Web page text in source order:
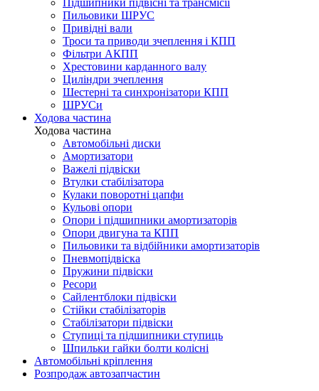
Підшипники підвісні та трансмісії
Пильовики ШРУС
Привідні вали
Троси та приводи зчеплення і КПП
Фільтри АКПП
Хрестовини карданного валу
Циліндри зчеплення
Шестерні та синхронізатори КПП
ШРУСи
Ходова частина
Ходова частина
Автомобільні диски
Амортизатори
Важелі підвіски
Втулки стабілізатора
Кулаки поворотні цапфи
Кульові опори
Опори і підшипники амортизаторів
Опори двигуна та КПП
Пильовики та відбійники амортизаторів
Пневмопідвіска
Пружини підвіски
Ресори
Сайлентблоки підвіски
Стійки стабілізаторів
Стабілізатори підвіски
Ступиці та підшипники ступиць
Шпильки гайки болти колісні
Автомобільні кріплення
Розпродаж автозапчастин